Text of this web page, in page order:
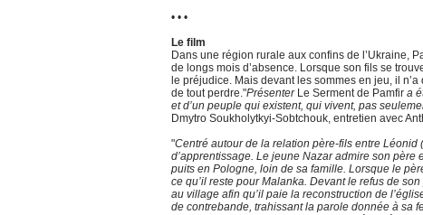
• • •
Le film
Dans une région rurale aux confins de l’Ukraine,
de longs mois d’absence. Lorsque son fils se
le préjudice. Mais devant les sommes en jeu, il
de tout perdre."PrésenterLe Serment de Pamfir a
et d’un peuple qui existent, qui vivent, pas
Dmytro Soukholytkyi-Sobtchouk, entretien avec
"Centré autour de la relation père-fils entre Léonid
d’apprentissage. Le jeune Nazar admire son père
puits en Pologne, loin de sa famille. Lorsque le
ce qu’il reste pour Malanka. Devant le refus de
au village afin qu’il paie la reconstruction de
de contrebande, trahissant la parole donnée à sa